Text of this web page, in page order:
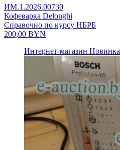
ИМ.1.2026.00730
Кофеварка Delonghi
Справочно по курсу НБРБ
200,00 BYN
Интернет-магазин Новинка